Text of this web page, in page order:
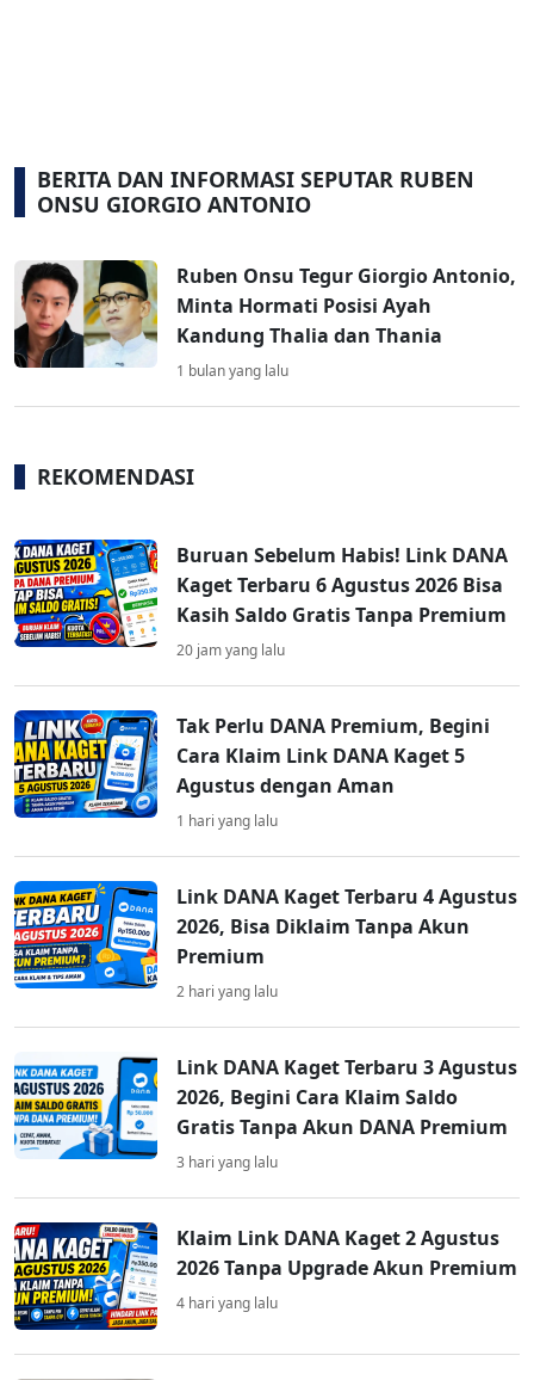
BERITA DAN INFORMASI SEPUTAR RUBEN
ONSU GIORGIO ANTONIO
Ruben Onsu Tegur Giorgio Antonio,
Minta Hormati Posisi Ayah
Kandung Thalia dan Thania
1 bulan yang lalu
REKOMENDASI
Buruan Sebelum Habis! Link DANA
Kaget Terbaru 6 Agustus 2026 Bisa
Kasih Saldo Gratis Tanpa Premium
20 jam yang lalu
Tak Perlu DANA Premium, Begini
Cara Klaim Link DANA Kaget 5
Agustus dengan Aman
1 hari yang lalu
Link DANA Kaget Terbaru 4 Agustus
2026, Bisa Diklaim Tanpa Akun
Premium
2 hari yang lalu
Link DANA Kaget Terbaru 3 Agustus
2026, Begini Cara Klaim Saldo
Gratis Tanpa Akun DANA Premium
3 hari yang lalu
Klaim Link DANA Kaget 2 Agustus
2026 Tanpa Upgrade Akun Premium
4 hari yang lalu